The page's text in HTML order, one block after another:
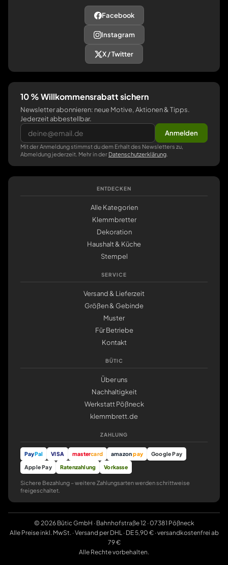
Facebook
Instagram
X / Twitter
10 % Willkommensrabatt sichern
Newsletter abonnieren: neue Motive, Aktionen & Tipps.
Jederzeit abbestellbar.
Anmelden
Mit der Anmeldung stimmst du dem Erhalt des Newsletters zu,
Abmeldung jederzeit. Mehr in der Datenschutzerklärung
ENTDECKEN
Alle Kategorien
Klemmbretter
Dekoration
Haushalt & Küche
Stempel
SERVICE
Versand & Lieferzeit
Größen & Gebinde
Muster
Für Betriebe
Kontakt
BÜTIC
Über uns
Nachhaltigkeit
Werkstatt Pößneck
klemmbrett.de
ZAHLUNG
PayPal VISA mastercard amazonpay
Google Pay
Apple Pay
Ratenzahlung Vorkasse
Sichere Bezahlung – weitere Zahlungsarten werden schrittweise
freigeschaltet.
© 2026 Bütic GmbH · Bahnhofstraße 12 · 07381 Pößneck
Alle Preise inkl. MwSt. · Versand per DHL · DE 5,90 € · versandkostenfrei ab
79 €
Alle Rechte vorbehalten.